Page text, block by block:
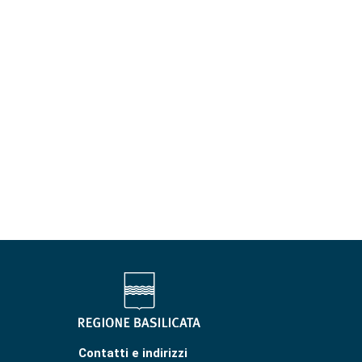
Contatti e indirizzi